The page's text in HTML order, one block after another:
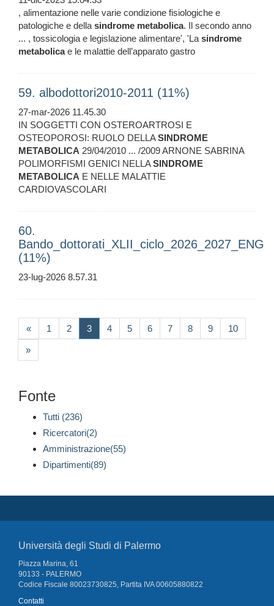
, alimentazione nelle varie condizione fisiologiche e
patologiche e dellasindrome metabolica. Il secondo anno
... , tossicologia e legislazione alimentare', 'Lasindrome
metabolicae le malattie dell’apparato gastro
59. albodottori2010-2011 (11%)
27-mar-2026 11.45.30
IN SOGGETTI CON OSTEROARTROSI E
OSTEOPOROSI: RUOLO DELLASINDROME
METABOLICA 29/04/2010 ... /2009 ARNONE SABRINA
POLIMORFISMI GENICI NELLASINDROME
METABOLICA E NELLE MALATTIE
CARDIOVASCOLARI
60.
Bando_dottorati_XLII_ciclo_2026_2027_ENG
(11%)
23-lug-2026 8.57.31
« 1 2 3(current)
4 5 6 7 8 9 10
»
Fonte
Tutti (236)
Ricercatori(2)
Amministrazione(55)
Dipartimenti(89)
Università degli Studi di Palermo
Piazza Marina, 61
90133 - PALERMO
Codice Fiscale 80023730825, Partita IVA 00605880822
Contatti